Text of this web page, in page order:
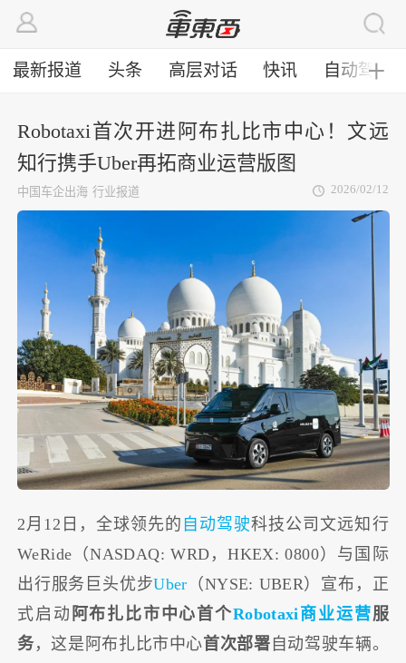
最新报道 头条 高层对话 快讯 自动驾驶
╋
Robotaxi首次开进阿布扎比市中心！文远
知行携手Uber再拓商业运营版图
中国车企出海 行业报道 2026/02/12
2月12日，全球领先的 自动驾驶科技公司文远知行
WeRide（NASDAQ: WRD，HKEX: 0800）与国际
出行服务巨头优步Uber （NYSE: UBER）宣布，正
式启动 阿布扎比市中心首个Robotaxi商业运营服
务，这是阿布扎比市中心首次部署 自动驾驶车辆。